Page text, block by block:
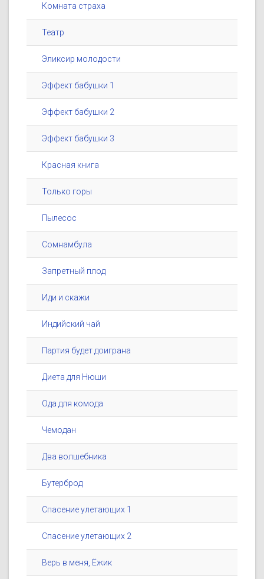
Комната страха
Театр
Эликсир молодости
Эффект бабушки 1
Эффект бабушки 2
Эффект бабушки 3
Красная книга
Только горы
Пылесос
Сомнамбула
Запретный плод
Иди и скажи
Индийский чай
Партия будет доиграна
Диета для Нюши
Ода для комода
Чемодан
Два волшебника
Бутерброд
Спасение улетающих 1
Спасение улетающих 2
Верь в меня, Ёжик